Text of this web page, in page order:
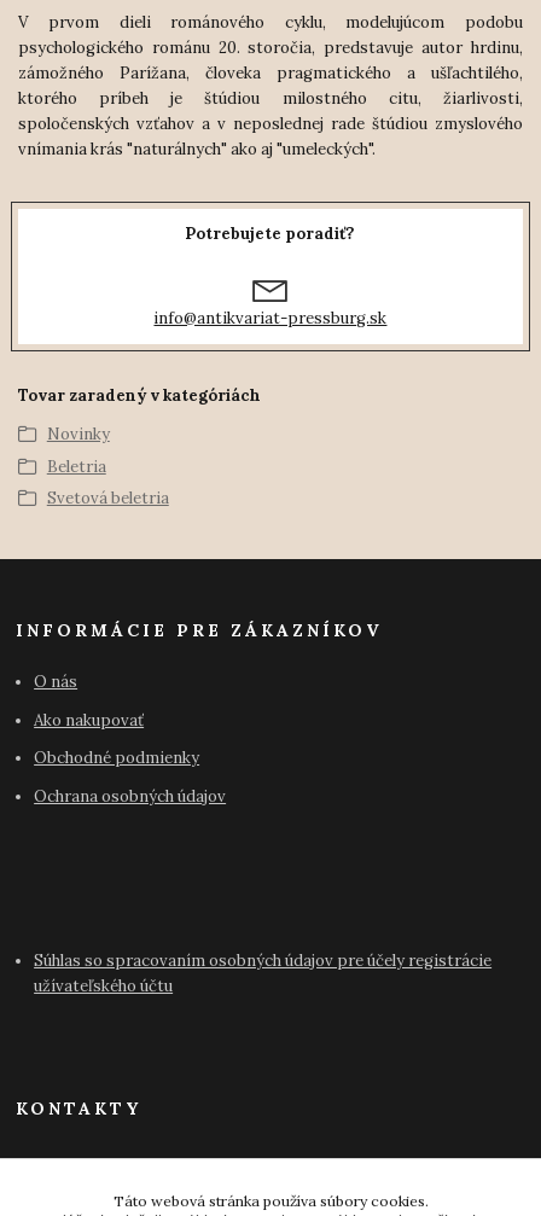
V prvom dieli románového cyklu, modelujúcom podobu
psychologického románu 20. storočia, predstavuje autor hrdinu,
zámožného Parížana, človeka pragmatického a ušľachtilého,
ktorého príbeh je štúdiou milostného citu, žiarlivosti,
spoločenských vzťahov a v neposlednej rade štúdiou zmyslového
vnímania krás "naturálnych" ako aj "umeleckých".
Potrebujete poradiť?
info@antikvariat-pressburg.sk
Tovar zaradený v kategóriách
Novinky
Beletria
Svetová beletria
INFORMÁCIE PRE ZÁKAZNÍKOV
O nás
Ako nakupovať
Obchodné podmienky
Ochrana osobných údajov
Súhlas so spracovaním osobných údajov pre účely registrácie
užívateľského účtu
KONTAKTY
Táto webová stránka používa súbory cookies.